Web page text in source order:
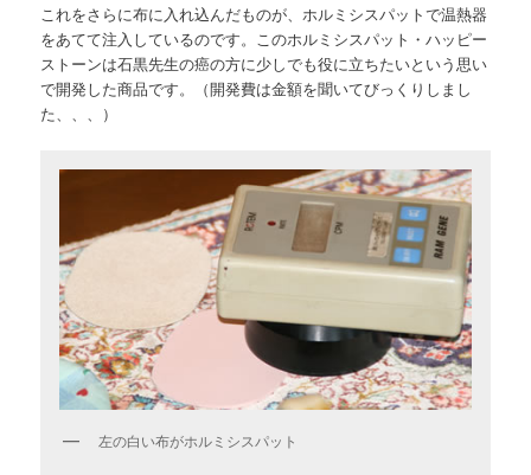
これをさらに布に入れ込んだものが、ホルミシスパットで温熱器
をあてて注入しているのです。このホルミシスパット・ハッピー
ストーンは石黒先生の癌の方に少しでも役に立ちたいという思い
で開発した商品です。（開発費は金額を聞いてびっくりしまし
た、、、）
左の白い布がホルミシスパット